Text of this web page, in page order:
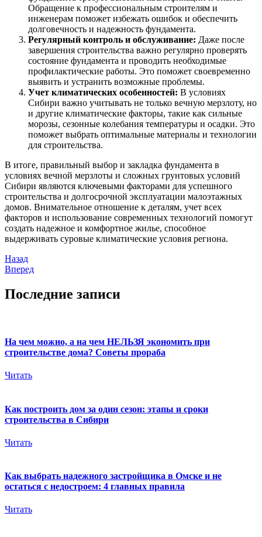
Обращение к профессиональным строителям и
инженерам поможет избежать ошибок и обеспечить
долговечность и надежность фундамента.
Регулярный контроль и обслуживание: Даже после
завершения строительства важно регулярно проверять
состояние фундамента и проводить необходимые
профилактические работы. Это поможет своевременно
выявить и устранить возможные проблемы.
Учет климатических особенностей: В условиях
Сибири важно учитывать не только вечную мерзлоту, но
и другие климатические факторы, такие как сильные
морозы, сезонные колебания температуры и осадки. Это
поможет выбрать оптимальные материалы и технологии
для строительства.
В итоге, правильный выбор и закладка фундамента в
условиях вечной мерзлоты и сложных грунтовых условий
Сибири являются ключевыми факторами для успешного
строительства и долгосрочной эксплуатации малоэтажных
домов. Внимательное отношение к деталям, учет всех
факторов и использование современных технологий помогут
создать надежное и комфортное жилье, способное
выдерживать суровые климатические условия региона.
Назад
Вперед
Последние записи
На чем можно, а на чем НЕЛЬЗЯ экономить при
строительстве дома? Советы прораба
Читать
Как построить дом за один сезон: этапы и сроки
строительства в Сибири
Читать
Как выбрать надежного застройщика в Омске и не
остаться с недостроем: 4 главных правила
Читать